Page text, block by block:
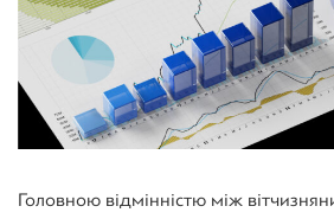
Головною відмінністю між